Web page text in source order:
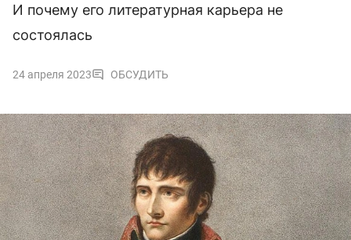
И почему его литературная карьера не
состоялась
24 апреля 2023 ОБСУДИТЬ